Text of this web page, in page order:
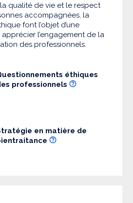
qualité de vie et le respect
accompagnées, la
font l’objet d’une
l’engagement de la
des professionnels.
éthiques
professionnels
en matière de